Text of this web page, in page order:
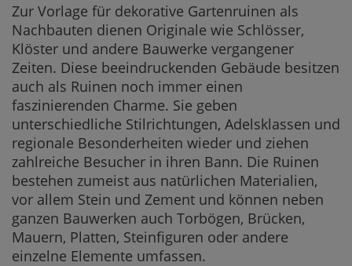
Zur Vorlage für dekorative Gartenruinen als
Nachbauten dienen Originale wie Schlösser,
Klöster und andere Bauwerke vergangener
Zeiten. Diese beeindruckenden Gebäude besitzen
auch als Ruinen noch immer einen
faszinierenden Charme. Sie geben
unterschiedliche Stilrichtungen, Adelsklassen und
regionale Besonderheiten wieder und ziehen
zahlreiche Besucher in ihren Bann. Die Ruinen
bestehen zumeist aus natürlichen Materialien,
vor allem Stein und Zement und können neben
ganzen Bauwerken auch Torbögen, Brücken,
Mauern, Platten, Steinfiguren oder andere
einzelne Elemente umfassen.